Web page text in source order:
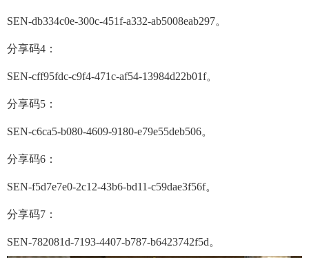
SEN-db334c0e-300c-451f-a332-ab5008eab297。
分享码4：
SEN-cff95fdc-c9f4-471c-af54-13984d22b01f。
分享码5：
SEN-c6ca5-b080-4609-9180-e79e55deb506。
分享码6：
SEN-f5d7e7e0-2c12-43b6-bd11-c59dae3f56f。
分享码7：
SEN-782081d-7193-4407-b787-b6423742f5d。